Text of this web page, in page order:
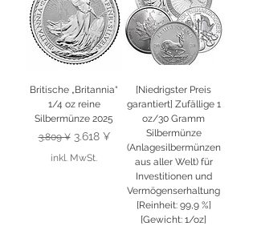
Britische „Britannia“
1/4 oz reine
Silbermünze 2025
Standardpreis
3.809 ¥ Sale-Preis
3.618 ¥
inkl. MwSt.
[Niedrigster Preis
garantiert] Zufällige 1
oz/30 Gramm
Silbermünze
(Anlagesilbermünzen
aus aller Welt) für
Investitionen und
Vermögenserhaltung
[Reinheit: 99,9 %]
[Gewicht: 1/oz]